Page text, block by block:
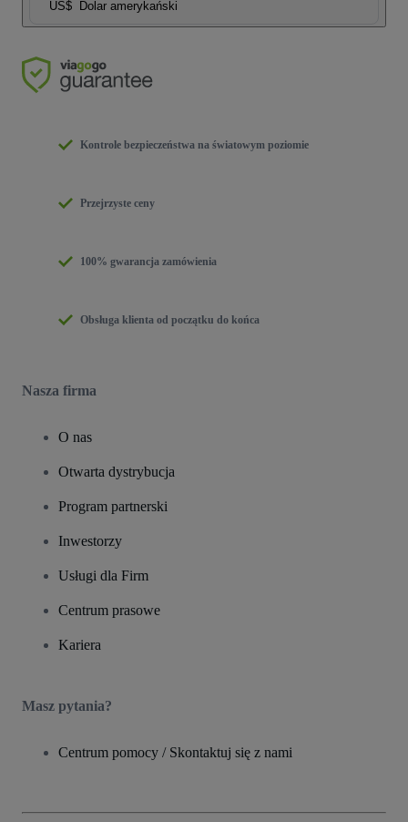
US$ Dolar amerykański
Kontrole bezpieczeństwa na światowym poziomie
Przejrzyste ceny
100% gwarancja zamówienia
Obsługa klienta od początku do końca
Nasza firma
O nas
Otwarta dystrybucja
Program partnerski
Inwestorzy
Usługi dla Firm
Centrum prasowe
Kariera
Masz pytania?
Centrum pomocy / Skontaktuj się z nami